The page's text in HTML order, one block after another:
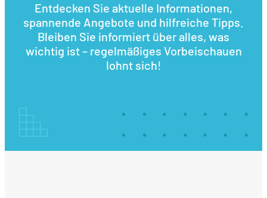
Entdecken Sie aktuelle Informationen,
spannende Angebote und hilfreiche Tipps.
Bleiben Sie informiert über alles, was
wichtig ist – regelmäßiges Vorbeischauen
lohnt sich!